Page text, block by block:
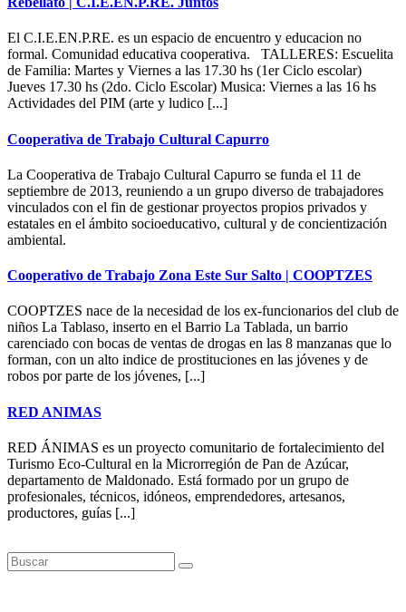
El C.I.E.EN.P.RE. es un espacio de encuentro y educacion no
formal. Comunidad educativa cooperativa. TALLERES: Escuelita
de Familia: Martes y Viernes a las 17.30 hs (1er Ciclo escolar)
Jueves 17.30 hs (2do. Ciclo Escolar) Musica: Viernes a las 16 hs
Actividades del PIM (arte y ludico [...]
Cooperativa de Trabajo Cultural Capurro
La Cooperativa de Trabajo Cultural Capurro se funda el 11 de
septiembre de 2013, reuniendo a un grupo diverso de trabajadores
vinculados con el fin de gestionar proyectos propios privados y
estatales en el ámbito socioeducativo, cultural y de concientización
ambiental.
Cooperativo de Trabajo Zona Este Sur Salto | COOPTZES
COOPTZES nace de la necesidad de los ex-funcionarios del club de
niños La Tablaso, inserto en el Barrio La Tablada, un barrio
carenciado con bocas de ventas de drogas en las 8 manzanas que lo
forman, con un alto indice de prostituciones en las jóvenes y de
robos por parte de los jóvenes, [...]
RED ANIMAS
RED ÁNIMAS es un proyecto comunitario de fortalecimiento del
Turismo Eco-Cultural en la Microrregión de Pan de Azúcar,
departamento de Maldonado. Está formado por un grupo de
profesionales, técnicos, idóneos, emprendedores, artesanos,
productores, guías [...]